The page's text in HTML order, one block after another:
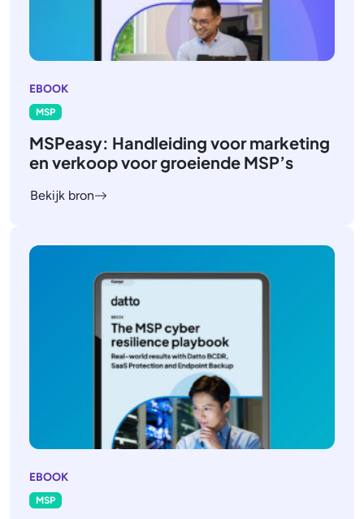
EBOOK
MSP
MSPeasy: Handleiding voor marketing
en verkoop voor groeiende MSP’s
Bekijk bron
EBOOK
MSP